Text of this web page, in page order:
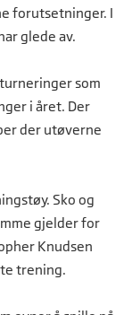
forutsetninger. I
glede av.
som
i året. Der
der utøverne
Sko og
gjelder for
Knudsen
trening.